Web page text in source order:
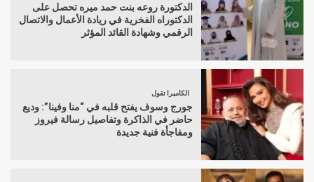
الدكتورة روعه بنت حمد ميره تحصل على
الدكتوراه الفخرية في ريادة الأعمال والاتصال
الرقمي وشهادة القائد المؤثر
الكاميرا تقول
جورج وسوف يفتح قلبه في “منا وفينا”: وديع
حاضر في الذاكرة وتفاصيل رسالة فيروز
ومفاجأة فنية جديدة